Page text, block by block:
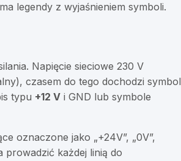
legendy z wyjaśnieniem symboli.
Napięcie sieciowe 230 V
czasem do tego dochodzi symbol
typu +12 V i GND lub symbole
oznaczone jako „+24V”, „0V”,
prowadzić każdej linią do